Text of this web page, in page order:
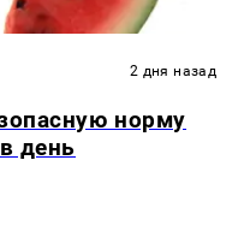
2 дня назад
норму
день